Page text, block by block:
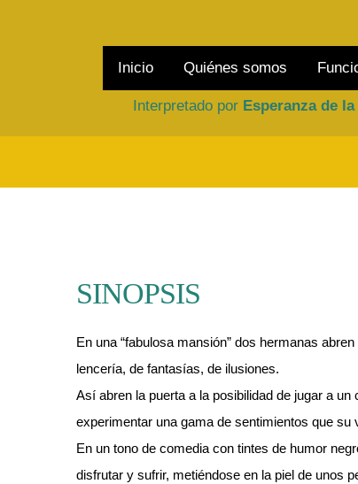
Inicio Quiénes somos
Dirigido por
Interpretado por Esperanza de
SINOPSIS
En una “fabulosa mansión” dos hermanas
lencería, de fantasías, de ilusiones.
Así abren la puerta a la posibilidad de jugar a
experimentar una gama de sentimientos que su
En un tono de comedia con tintes de humor
disfrutar y sufrir, metiéndose en la piel de unos